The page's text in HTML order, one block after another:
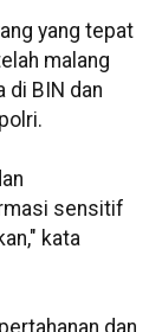
yang tepat
malang
di BIN dan
sensitif
kata